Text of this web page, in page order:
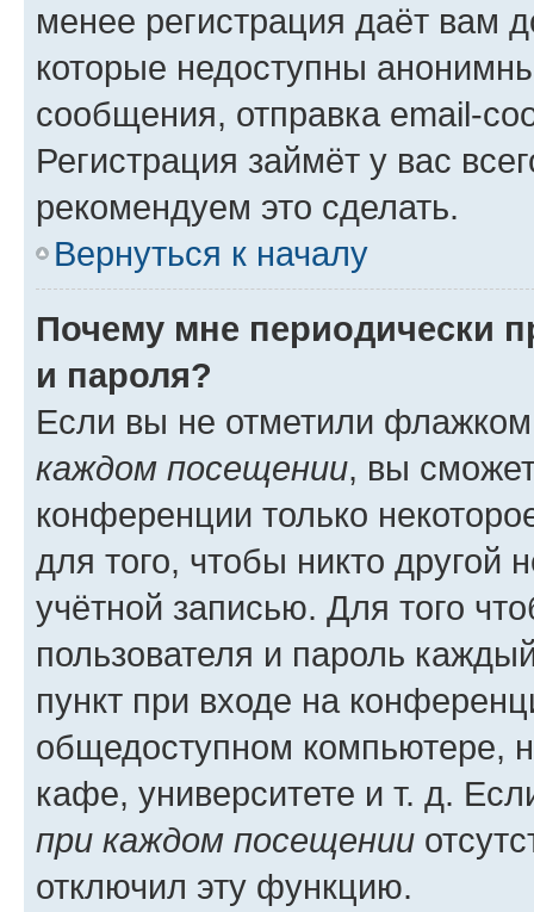
менее регистрация даёт вам
которые недоступны
сообщения, отправка email-
Регистрация займёт у вас
рекомендуем это сделать.
Вернуться к началу
Почему мне периодически
и пароля?
Если вы не отметили
каждом посещении, вы
конференции только
для того, чтобы никто другой
учётной записью. Для того
пользователя и пароль
пункт при входе на
общедоступном компьютере,
кафе, университете и т. д.
при каждом посещении
отключил эту функцию.